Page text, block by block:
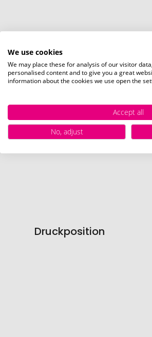
Druckposition
We use cookies
We may place these for analysis of our visitor
personalised content and to give you a great
information about the cookies we use open the
Accept all
No, adjust